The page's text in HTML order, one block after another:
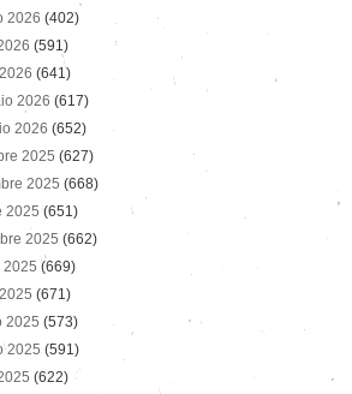
2026 (402)
(591)
(641)
2026 (617)
2026 (652)
2025 (627)
2025 (668)
2025 (651)
2025 (662)
2025 (669)
(671)
2025 (573)
2025 (591)
(622)